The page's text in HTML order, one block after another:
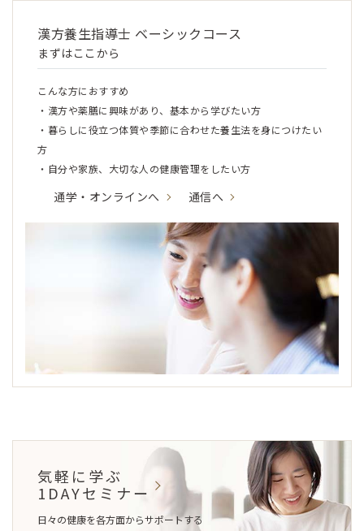
漢方養生指導士 ベーシックコース
まずはここから
こんな方におすすめ
・漢方や薬膳に興味があり、基本から学びたい方
・暮らしに役立つ体質や季節に合わせた養生法を身につけたい
方
・自分や家族、大切な人の健康管理をしたい方
通学・オンラインへ 通信へ
気軽に学ぶ
1DAYセミナー
日々の健康を各方面からサポートする